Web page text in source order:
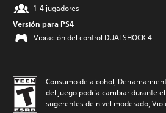
1-4 jugadores
Versión para PS4
Vibración del control DUALSHOCK 4
Consumo de alcohol,
del juego podría cambiar durante
sugerentes de nivel moderado,